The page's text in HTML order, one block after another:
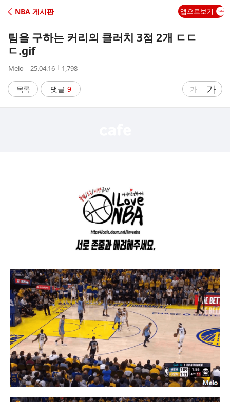
C
A
NBA 게시판 앱으로보기
팀을 구하는 커리의 클러치 3점 2개 ㄷㄷ
ㄷ.gif
작
자
Melo
작
시
간
25.04.16
조
수
1,798
목록 댓글 9
글
가
글
자
가